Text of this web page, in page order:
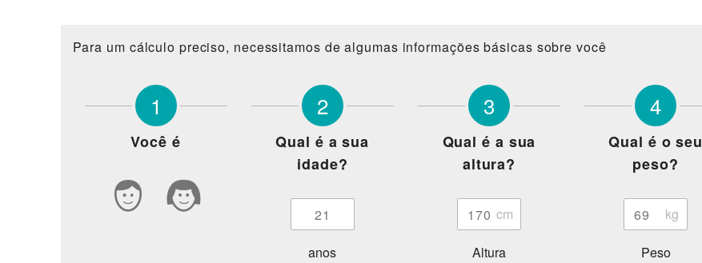
Para um cálculo preciso, necessitamos de algumas informações básicas sobre você
1
Você é
2
Qual é a sua
idade?
anos
3
Qual é a sua
altura?
Altura
4
Qual é o seu
peso?
Peso